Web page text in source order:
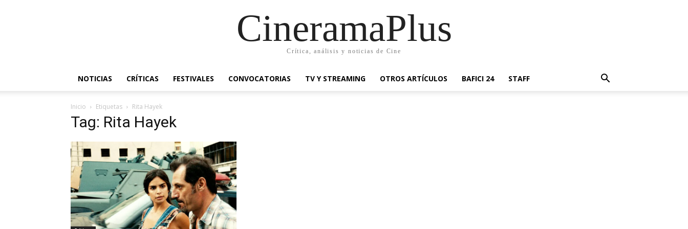
CineramaPlus
Crítica, análisis y noticias de Cine
NOTICIAS CRÍTICAS FESTIVALES CONVOCATORIAS TV Y STREAMING OTROS ARTÍCULOS BAFICI 24 STAFF
Inicio Etiquetas Rita Hayek
Tag: Rita Hayek